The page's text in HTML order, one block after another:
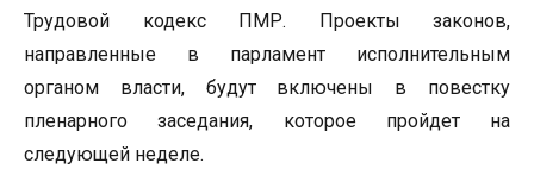
Трудовой кодекс ПМР. Проекты законов,
направленные в парламент исполнительным
органом власти, будут включены в повестку
пленарного заседания, которое пройдет на
следующей неделе.